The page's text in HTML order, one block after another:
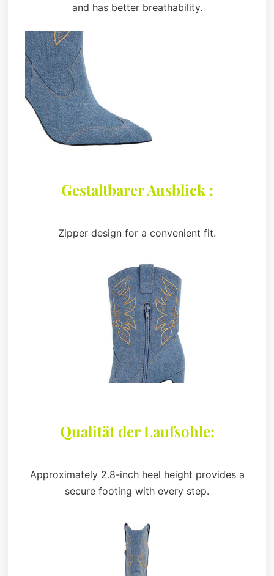
and has better breathability.
Gestaltbarer Ausblick :
Zipper design for a convenient fit.
Qualität der Laufsohle:
Approximately 2.8-inch heel height provides a
secure footing with every step.